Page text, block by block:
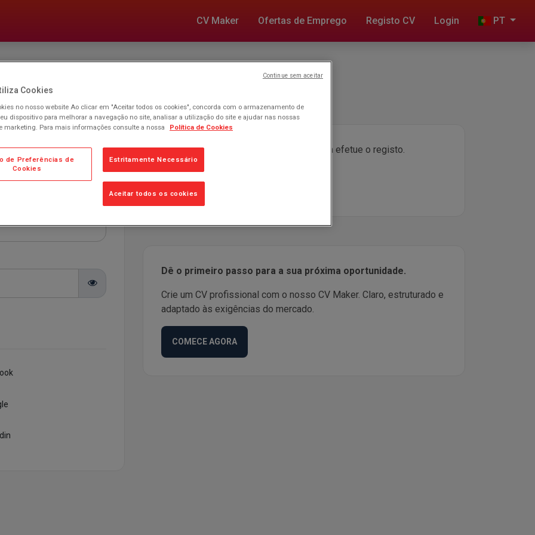
CV Maker Ofertas de Emprego Registo CV Login PT
à sua área reservada
ou editar a sua
Se ainda não possui acesso à plataforma efetue o registo.
EFETUAR REGISTO
Dê o primeiro passo para a sua próxima oportunidade.
Crie um CV profissional com o nosso CV Maker. Claro, estruturado e
adaptado às exigências do mercado.
COMECE AGORA
Cookies
no nosso website Ao clicar em "Aceitar todos os cookies", concorda com o armazenamento de
dispositivo para melhorar a navegação no site, analisar a utilização do site e ajudar nas nossas
marketing. Para mais informações consulte a nossa
Política de Cookies
Estritamente Necessário
Aceitar todos os cookies
de Preferências de
Cookies
Continue sem aceitar